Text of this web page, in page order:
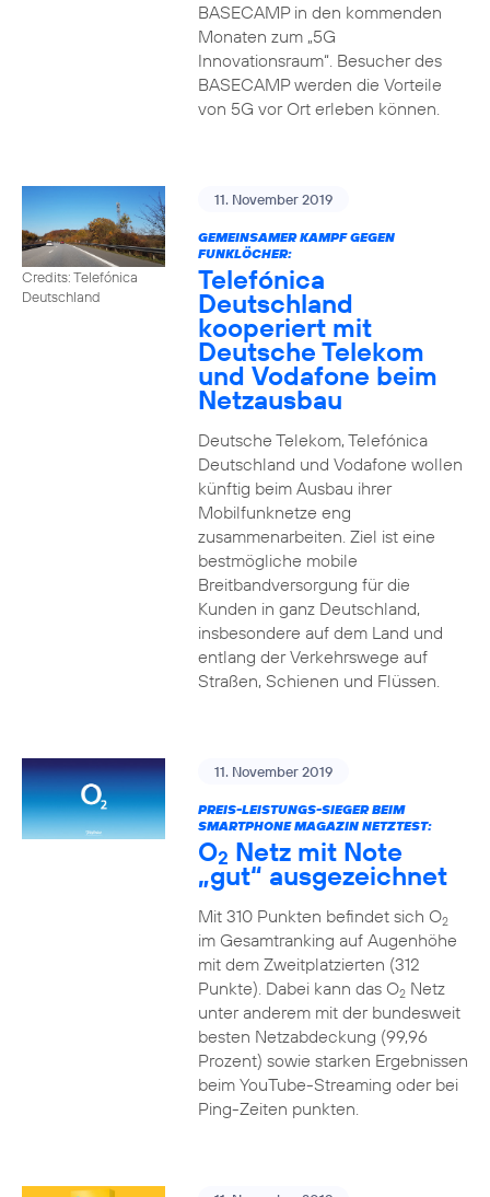
BASECAMP in den kommenden
Monaten zum „5G
Innovationsraum“. Besucher des
BASECAMP werden die Vorteile
von 5G vor Ort erleben können.
Credits: Telefónica
Deutschland
11. November 2019
GEMEINSAMER KAMPF GEGEN
FUNKLÖCHER:
Telefónica
Deutschland
kooperiert mit
Deutsche Telekom
und Vodafone beim
Netzausbau
Deutsche Telekom, Telefónica
Deutschland und Vodafone wollen
künftig beim Ausbau ihrer
Mobilfunknetze eng
zusammenarbeiten. Ziel ist eine
bestmögliche mobile
Breitbandversorgung für die
Kunden in ganz Deutschland,
insbesondere auf dem Land und
entlang der Verkehrswege auf
Straßen, Schienen und Flüssen.
11. November 2019
PREIS-LEISTUNGS-SIEGER BEIM
SMARTPHONE MAGAZIN NETZTEST:
O2 Netz mit Note
„gut“ ausgezeichnet
Mit 310 Punkten befindet sich O2
im Gesamtranking auf Augenhöhe
mit dem Zweitplatzierten (312
Punkte). Dabei kann das O2Netz
unter anderem mit der bundesweit
besten Netzabdeckung (99,96
Prozent) sowie starken Ergebnissen
beim YouTube-Streaming oder bei
Ping-Zeiten punkten.